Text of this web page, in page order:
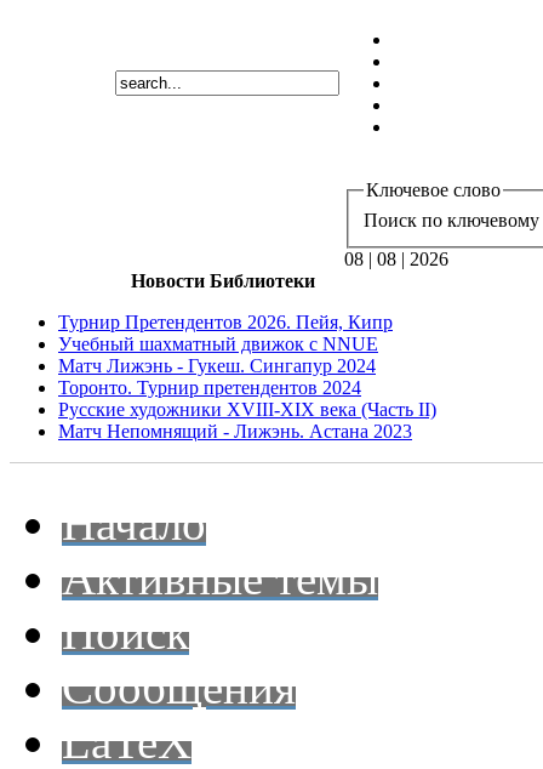
Ключевое слово
Поиск по ключевому
08 | 08 | 2026
Новости Библиотеки
Турнир Претендентов 2026. Пейя, Кипр
Учебный шахматный движок с NNUE
Матч Лижэнь - Гукеш. Сингапур 2024
Торонто. Турнир претендентов 2024
Русские художники XVIII-XIX века (Часть II)
Матч Непомнящий - Лижэнь. Астана 2023
Начало
Активные темы
Поиск
Сообщения
LaTeX